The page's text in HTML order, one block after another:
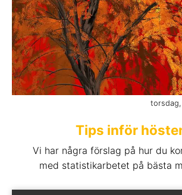
torsdag,
Tips inför
Vi har några förslag på hur du
med statistikarbetet på bästa